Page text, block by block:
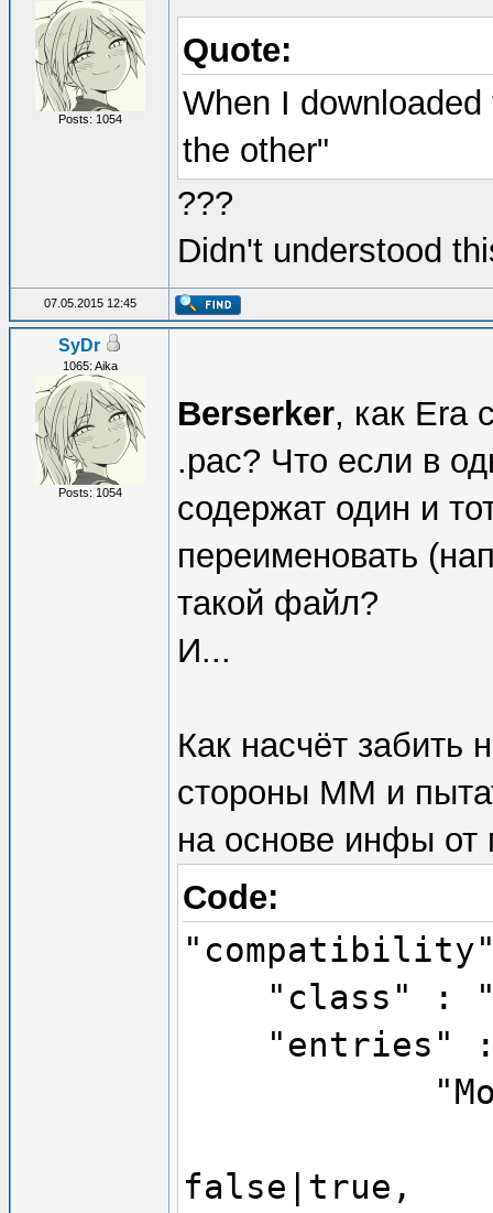
Posts: 1054
Quote:
When I
the other"
???
Didn't understood
07.05.2015 12:45
SyDr
1065: Aika
Posts: 1054
Berserker, как Era
.pac? Что если в
содержат один и
переименовать
такой файл?
И...
Как насчёт забить
стороны ММ и
на основе инфы от
Code:
"class" :
"entries"
"Mod
false|true,